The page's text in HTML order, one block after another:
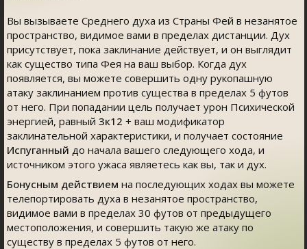
Вы вызываете Среднего духа из Страны Фей в незанятое
пространство, видимое вами в пределах дистанции. Дух
присутствует, пока заклинание действует, и он выглядит
как существо типа Фея на ваш выбор. Когда дух
появляется, вы можете совершить одну рукопашную
атаку заклинанием против существа в пределах 5 футов
от него. При попадании цель получает урон Психической
энергией, равный 3к12 + ваш модификатор
заклинательной характеристики, и получает состояние
Испуганный до начала вашего следующего хода, и
источником этого ужаса являетесь как вы, так и дух.
Бонусным действием на последующих ходах вы можете
телепортировать духа в незанятое пространство,
видимое вами в пределах 30 футов от предыдущего
местоположения, и совершить такую же атаку по
существу в пределах 5 футов от него.